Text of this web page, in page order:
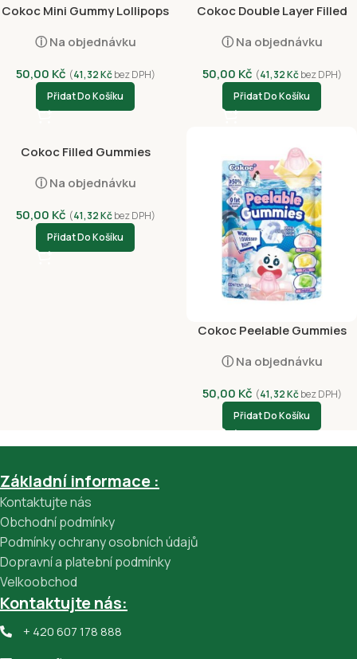
Cokoc Mini Gummy Lollipops
ⓘ Na objednávku
50,00 Kč (41,32Kčbez DPH)
Přidat Do Košíku
Cokoc Double Layer Filled
ⓘ Na objednávku
50,00 Kč (41,32Kčbez DPH)
Přidat Do Košíku
Cokoc Filled Gummies
ⓘ Na objednávku
50,00 Kč (41,32Kčbez DPH)
Přidat Do Košíku
Cokoc Peelable Gummies
ⓘ Na objednávku
50,00 Kč (41,32Kčbez DPH)
Přidat Do Košíku
Základní informace :
Kontaktujte nás
Obchodní podmínky
Podmínky ochrany osobních údajů
Dopravní a platební podmínky
Velkoobchod
Kontaktujte nás:
+ 420 607 178 888